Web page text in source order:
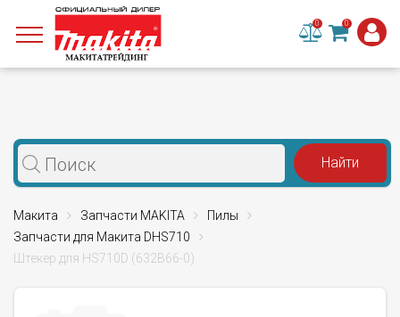
0 0
Макита Запчасти MAKITA
Пилы
Запчасти для Макита DHS710
Штекер для HS710D (632B66-0)